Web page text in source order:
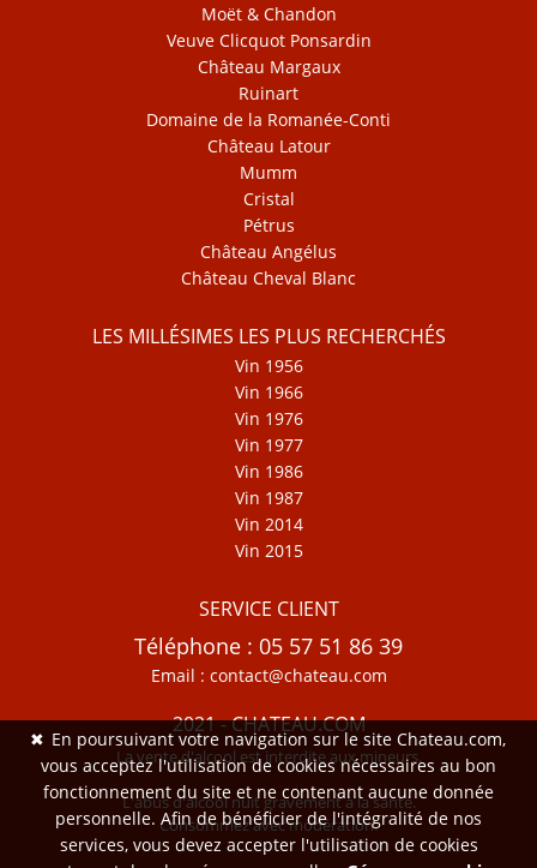
Moët & Chandon
Veuve Clicquot Ponsardin
Château Margaux
Ruinart
Domaine de la Romanée-Conti
Château Latour
Mumm
Cristal
Pétrus
Château Angélus
Château Cheval Blanc
LES MILLÉSIMES LES PLUS RECHERCHÉS
Vin 1956
Vin 1966
Vin 1976
Vin 1977
Vin 1986
Vin 1987
Vin 2014
Vin 2015
SERVICE CLIENT
Téléphone : 05 57 51 86 39
Email : contact@chateau.com
2021 - CHATEAU.COM
La vente d'alcool est interdite aux mineurs.
L'abus d'alcool nuit gravement à la santé.
Consommez avec modération.
✖ En poursuivant votre navigation sur le site Chateau.com,
vous acceptez l'utilisation de cookies nécessaires au bon
fonctionnement du site et ne contenant aucune donnée
personnelle. Afin de bénéficier de l'intégralité de nos
services, vous devez accepter l'utilisation de cookies